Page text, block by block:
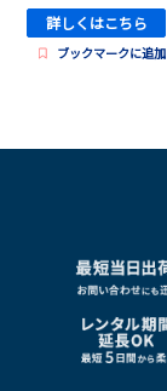
詳しくはこちら
ブックマークに追加